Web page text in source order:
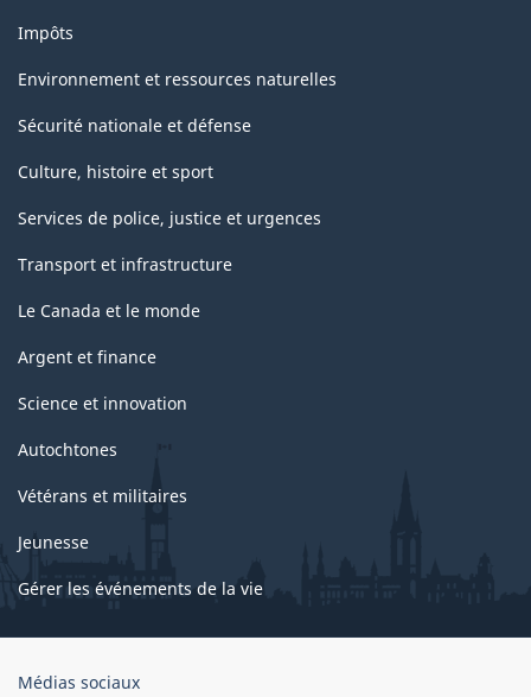
Impôts
Environnement et ressources naturelles
Sécurité nationale et défense
Culture, histoire et sport
Services de police, justice et urgences
Transport et infrastructure
Le Canada et le monde
Argent et finance
Science et innovation
Autochtones
Vétérans et militaires
Jeunesse
Gérer les événements de la vie
Organisation
Médias sociaux